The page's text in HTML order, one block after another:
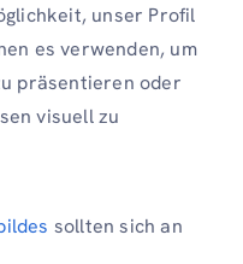
unser Profil
es verwenden, um
präsentieren oder
visuell zu
sollten sich an